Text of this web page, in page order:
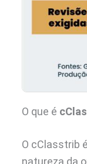
O que é
O cClasstrib
natureza da